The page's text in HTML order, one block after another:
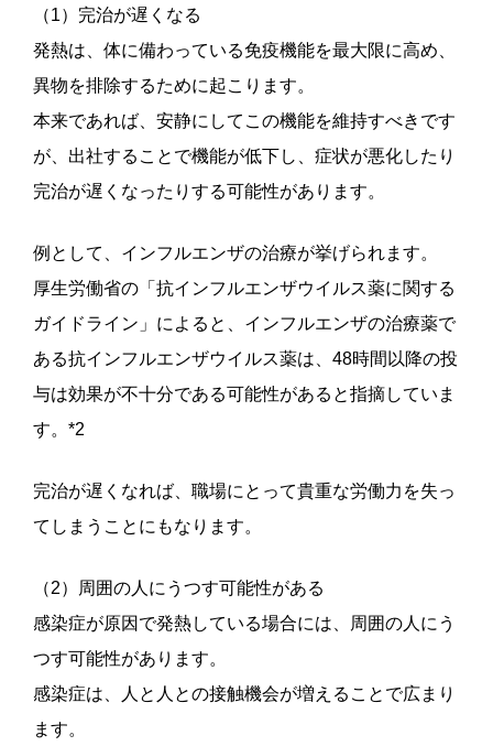
（1）完治が遅くなる
発熱は、体に備わっている免疫機能を最大限に高め、
異物を排除するために起こります。
本来であれば、安静にしてこの機能を維持すべきです
が、出社することで機能が低下し、症状が悪化したり
完治が遅くなったりする可能性があります。
例として、インフルエンザの治療が挙げられます。
厚生労働省の「抗インフルエンザウイルス薬に関する
ガイドライン」によると、インフルエンザの治療薬で
ある抗インフルエンザウイルス薬は、48時間以降の投
与は効果が不十分である可能性があると指摘していま
す。*2
完治が遅くなれば、職場にとって貴重な労働力を失っ
てしまうことにもなります。
（2）周囲の人にうつす可能性がある
感染症が原因で発熱している場合には、周囲の人にう
つす可能性があります。
感染症は、人と人との接触機会が増えることで広まり
ます。